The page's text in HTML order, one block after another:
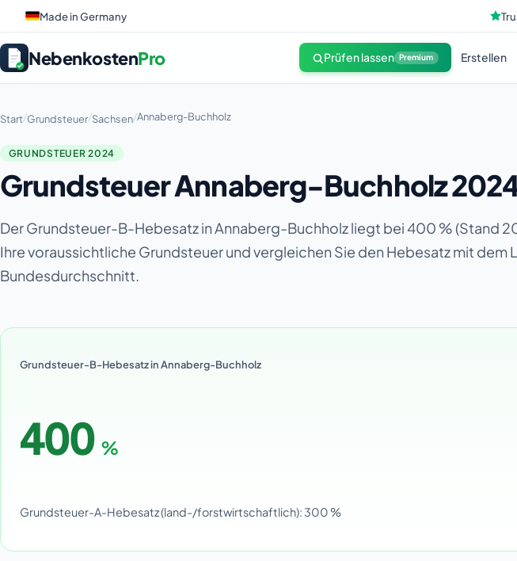
Made in Germany
NebenkostenPro Prüfen lassen Premium Erstellen
Start/Grundsteuer/Sachsen/Annaberg-Buchholz
GRUNDSTEUER 2024
Grundsteuer Annaberg-Buchholz
Der Grundsteuer-B-Hebesatz in Annaberg-Buchholz liegt bei 400 % (Stand
Ihre voraussichtliche Grundsteuer und vergleichen Sie den Hebesatz mit dem
Bundesdurchschnitt.
Grundsteuer-B-Hebesatz in Annaberg-Buchholz
400 %
Grundsteuer-A-Hebesatz (land-/forstwirtschaftlich): 300 %